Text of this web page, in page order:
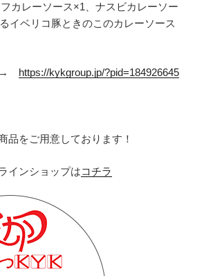
カレーソース×1、ナスビカレーソー
イベリコ豚ときのこのカレーソース
→ https://kykgroup.jp/?pid=184926645
品をご用意しております！
インショップはコチラ